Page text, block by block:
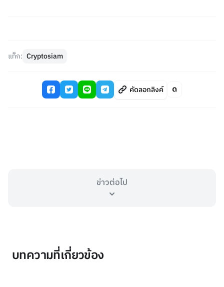
แท็ก: Cryptosiam
คัดลอกลิงค์
ข่าวต่อไป
บทความที่เกี่ยวข้อง